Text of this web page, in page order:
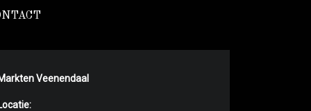
Veenendaal